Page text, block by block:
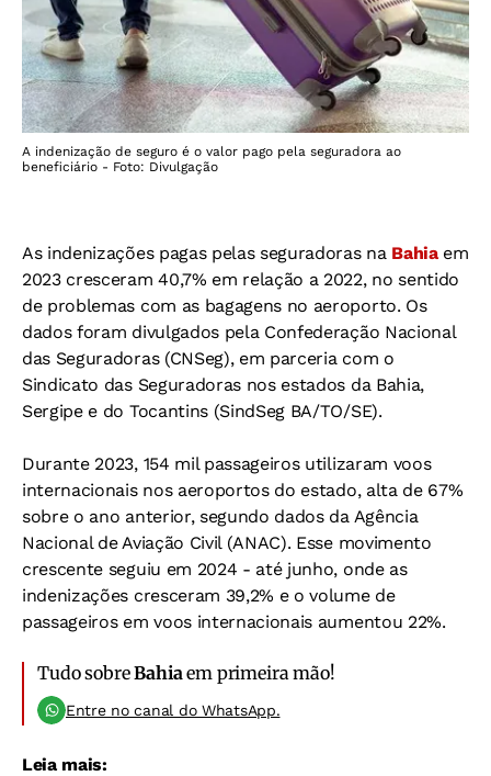
A indenização de seguro é o valor pago pela seguradora ao
beneficiário - Foto: Divulgação
As indenizações pagas pelas seguradoras na Bahiaem
2023 cresceram 40,7% em relação a 2022, no sentido
de problemas com as bagagens no aeroporto. Os
dados foram divulgados pela Confederação Nacional
das Seguradoras (CNSeg), em parceria com o
Sindicato das Seguradoras nos estados da Bahia,
Sergipe e do Tocantins (SindSeg BA/TO/SE).
Durante 2023, 154 mil passageiros utilizaram voos
internacionais nos aeroportos do estado, alta de 67%
sobre o ano anterior, segundo dados da Agência
Nacional de Aviação Civil (ANAC). Esse movimento
crescente seguiu em 2024 - até junho, onde as
indenizações cresceram 39,2% e o volume de
passageiros em voos internacionais aumentou 22%.
Tudo sobreBahia em primeira mão!
Entre no canal do WhatsApp.
Leia mais: